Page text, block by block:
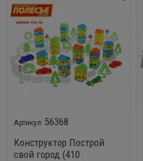
56368
Конструктор Построй
свой город (410